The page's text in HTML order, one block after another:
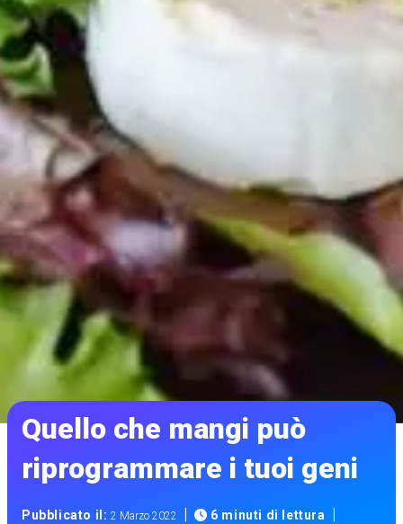
Quello che mangi può
riprogrammare i tuoi geni
Pubblicato il:2 Marzo 2022 | 6 minuti di lettura |